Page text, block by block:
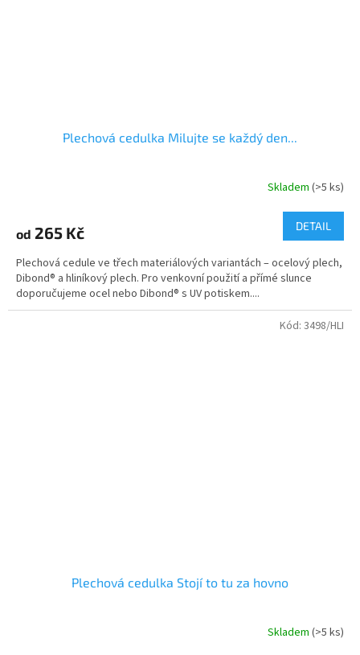
Plechová cedulka Milujte se každý den...
Skladem (>5 ks)
od 265 Kč DETAIL
Plechová cedule ve třech materiálových variantách – ocelový plech,
Dibond® a hliníkový plech. Pro venkovní použití a přímé slunce
doporučujeme ocel nebo Dibond® s UV potiskem....
Plechová cedulka Stojí to tu za hovno
Skladem (>5 ks)
Kód: 3498/HLI